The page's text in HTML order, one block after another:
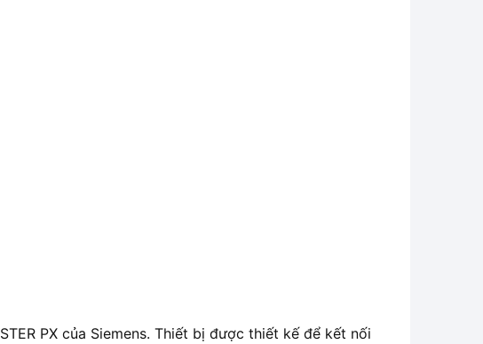
PX của Siemens. Thiết bị được thiết kế để kết nối